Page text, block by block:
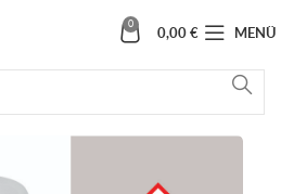
0
0,00 € MENÜ